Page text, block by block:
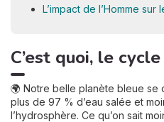
L’impact de l’Homme sur
C’est quoi, le cycle
🌍 Notre belle planète bleue se
plus de 97 % d’eau salée et
l’hydrosphère. Ce qu’on sait